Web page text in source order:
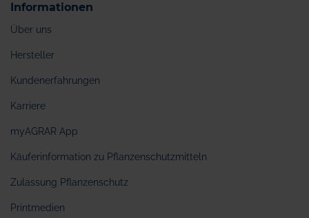
Informationen
Über uns
Hersteller
Kundenerfahrungen
Karriere
myAGRAR App
Käuferinformation zu Pflanzenschutzmitteln
Zulassung Pflanzenschutz
Printmedien